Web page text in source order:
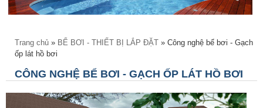
Bạn đang ở đây
Trang chủ » BỂ BƠI - THIẾT BỊ LẮP ĐẶT » Công nghệ bể bơi - Gạch
ốp lát hồ bơi
CÔNG NGHỆ BỂ BƠI - GẠCH ỐP LÁT HỒ BƠI